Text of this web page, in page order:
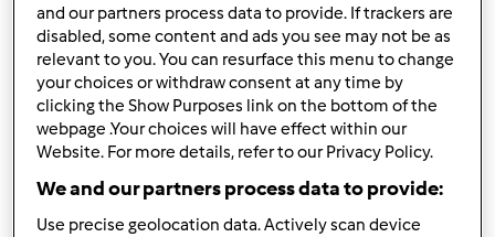
and our partners process data to provide. If trackers are
disabled, some content and ads you see may not be as
relevant to you. You can resurface this menu to change
your choices or withdraw consent at any time by
clicking the Show Purposes link on the bottom of the
webpage .Your choices will have effect within our
Website. For more details, refer to our Privacy Policy.
We and our partners process data to provide:
Use precise geolocation data. Actively scan device